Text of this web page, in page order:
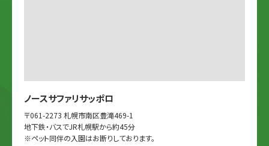
ノースサファリサッポロ
〒061-2273 札幌市南区豊滝469-1
地下鉄・バスでJR札幌駅から約45分
※ペット同伴の入園はお断りしております。